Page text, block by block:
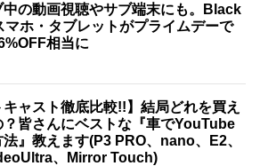
中の動画視聴やサブ端末にも。Black
マホ・タブレットがプライムデーで
相当に
キャスト徹底比較!!】結局どれを買え
？皆さんにベストな『車でYouTube
』教えます(P3 PRO、nano、E2、
、Mirror Touch)